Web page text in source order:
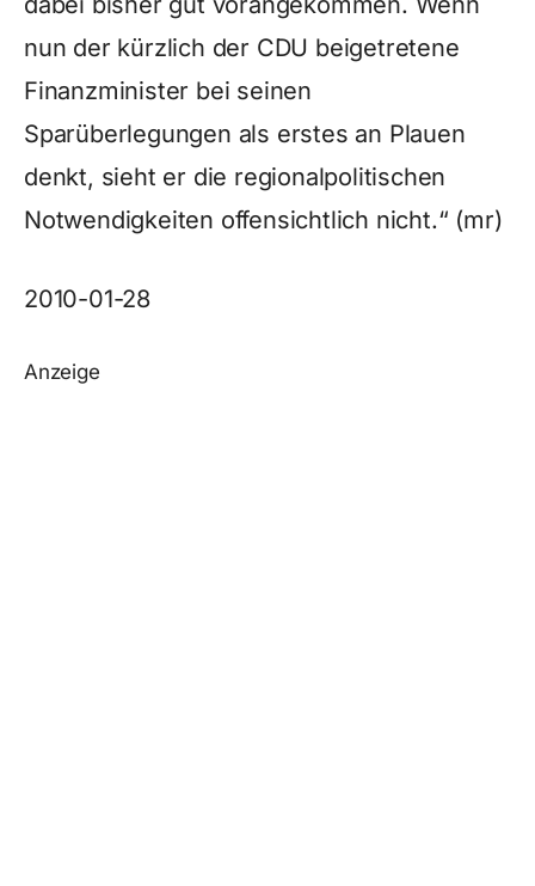
nun der kürzlich der CDU beigetretene
Finanzminister bei seinen
Sparüberlegungen als erstes an Plauen
denkt, sieht er die regionalpolitischen
Notwendigkeiten offensichtlich nicht.“ (mr)
2010-01-28
Anzeige